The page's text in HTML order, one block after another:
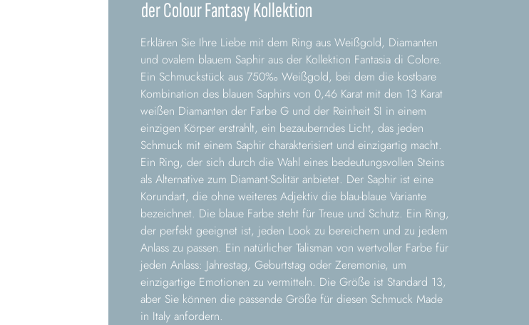
der Colour Fantasy Kollektion
Erklären Sie Ihre Liebe mit dem Ring aus Weißgold, Diamanten
und ovalem blauem Saphir aus der Kollektion Fantasia di Colore.
Ein Schmuckstück aus 750‰ Weißgold, bei dem die kostbare
Kombination des blauen Saphirs von 0,46 Karat mit den 13 Karat
weißen Diamanten der Farbe G und der Reinheit SI in einem
einzigen Körper erstrahlt, ein bezauberndes Licht, das jeden
Schmuck mit einem Saphir charakterisiert und einzigartig macht.
Ein Ring, der sich durch die Wahl eines bedeutungsvollen Steins
als Alternative zum Diamant-Solitär anbietet. Der Saphir ist eine
Korundart, die ohne weiteres Adjektiv die blau-blaue Variante
bezeichnet. Die blaue Farbe steht für Treue und Schutz. Ein Ring,
der perfekt geeignet ist, jeden Look zu bereichern und zu jedem
Anlass zu passen. Ein natürlicher Talisman von wertvoller Farbe für
jeden Anlass: Jahrestag, Geburtstag oder Zeremonie, um
einzigartige Emotionen zu vermitteln. Die Größe ist Standard 13,
aber Sie können die passende Größe für diesen Schmuck Made
in Italy anfordern.